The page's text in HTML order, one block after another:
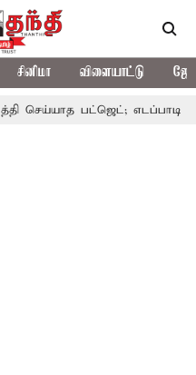
சினிமா விளையாட்டு
எடப்பாடி பழனிசாமி